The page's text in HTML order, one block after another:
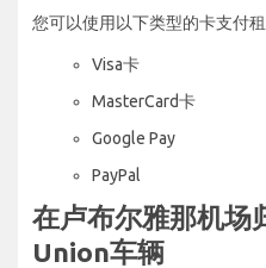
您可以使用以下类型的卡支付租
Visa卡
MasterCard卡
Google Pay
PayPal
在卢布尔雅那机场
Union车辆